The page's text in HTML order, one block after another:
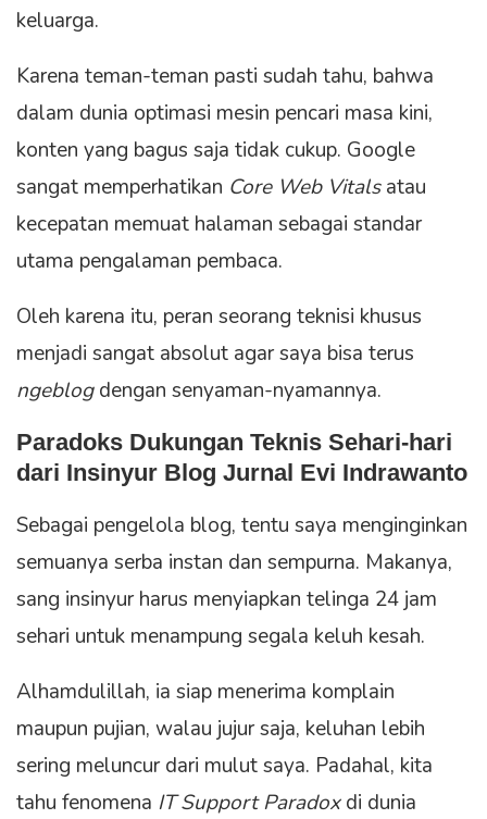
keluarga.
Karena teman-teman pasti sudah tahu, bahwa
dalam dunia optimasi mesin pencari masa kini,
konten yang bagus saja tidak cukup. Google
sangat memperhatikan Core Web Vitalsatau
kecepatan memuat halaman sebagai standar
utama pengalaman pembaca.
Oleh karena itu, peran seorang teknisi khusus
menjadi sangat absolut agar saya bisa terus
ngeblogdengan senyaman-nyamannya.
Paradoks Dukungan Teknis Sehari-hari
dari Insinyur Blog Jurnal Evi Indrawanto
Sebagai pengelola blog, tentu saya menginginkan
semuanya serba instan dan sempurna. Makanya,
sang insinyur harus menyiapkan telinga 24 jam
sehari untuk menampung segala keluh kesah.
Alhamdulillah, ia siap menerima komplain
maupun pujian, walau jujur saja, keluhan lebih
sering meluncur dari mulut saya. Padahal, kita
tahu fenomena IT Support Paradoxdi dunia